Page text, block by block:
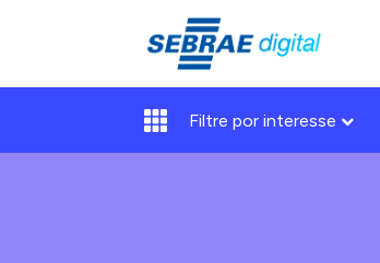
Filtre por interesse